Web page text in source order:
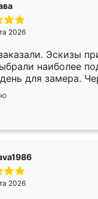
2026
Эскизы
наиболее
для замера.
уже готова.
Спасибо
работу!
2026